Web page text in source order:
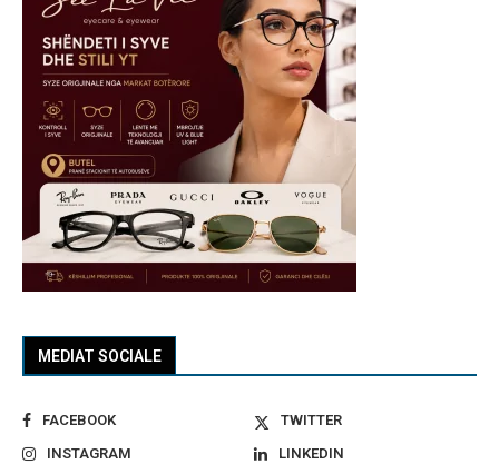
MEDIAT SOCIALE
FACEBOOK
TWITTER
INSTAGRAM
LINKEDIN